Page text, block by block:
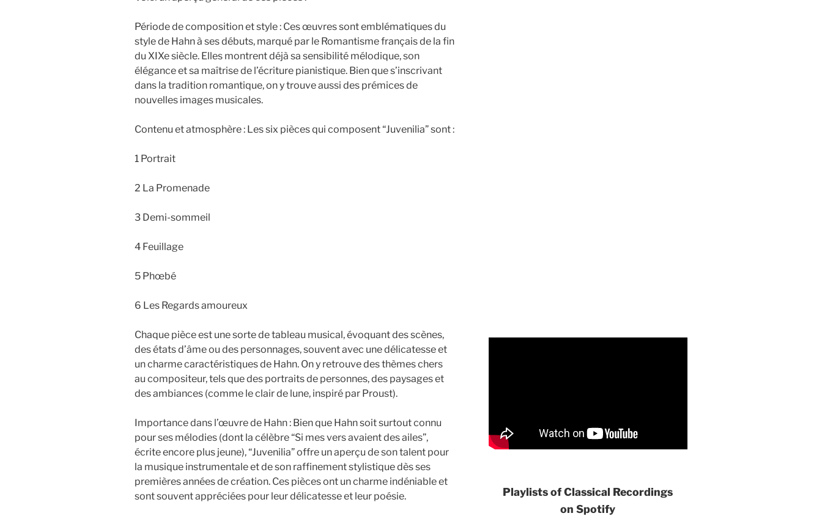
Période de composition et style : Ces œuvres sont emblématiques du
style de Hahn à ses débuts, marqué par le Romantisme français de la fin
du XIXe siècle. Elles montrent déjà sa sensibilité mélodique, son
élégance et sa maîtrise de l’écriture pianistique. Bien que s’inscrivant
dans la tradition romantique, on y trouve aussi des prémices de
nouvelles images musicales.
Contenu et atmosphère : Les six pièces qui composent “Juvenilia” sont :
1 Portrait
2 La Promenade
3 Demi-sommeil
4 Feuillage
5 Phœbé
6 Les Regards amoureux
Chaque pièce est une sorte de tableau musical, évoquant des scènes,
des états d’âme ou des personnages, souvent avec une délicatesse et
un charme caractéristiques de Hahn. On y retrouve des thèmes chers
au compositeur, tels que des portraits de personnes, des paysages et
des ambiances (comme le clair de lune, inspiré par Proust).
Importance dans l’œuvre de Hahn : Bien que Hahn soit surtout connu
pour ses mélodies (dont la célèbre “Si mes vers avaient des ailes”,
écrite encore plus jeune), “Juvenilia” offre un aperçu de son talent pour
la musique instrumentale et de son raffinement stylistique dès ses
premières années de création. Ces pièces ont un charme indéniable et
sont souvent appréciées pour leur délicatesse et leur poésie.
Playlists of Classical Recordings
on Spotify